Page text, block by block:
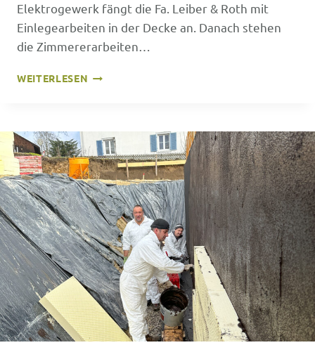
Elektrogewerk fängt die Fa. Leiber & Roth mit
Einlegearbeiten in der Decke an. Danach stehen
die Zimmererarbeiten…
WEITERLESEN ROHBAUARBEITEN